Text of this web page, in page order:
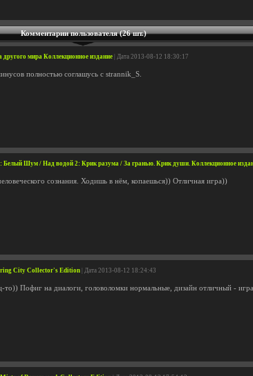
Комментарии пользователя (26 шт.)
мира Коллекционное издание | Дата 2013-08-12 18:30:17
полностью соглашусь с strannik_S.
Белый Шум / Над водой 2: Крик разума / За гранью. Крик души. Коллекционное
сознания. Ходишь в нём, копаешься)) Отличная игра))
City Collector's Edition | Дата 2013-08-12 18:24:43
то)) Пофиг на диалоги, головоломки нормальные, дизайн отличный - игра